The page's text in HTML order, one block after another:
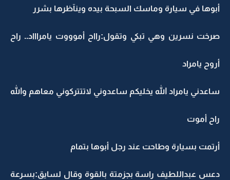
أبوها في سيارة وماسك السبحة بيده وينآظرها بشرر
صرخت نسرين وهي تبكي وتقول:رااح أموووت يامراااد.. راح
أروح يامراد
ساعدني يامراد الله يخليكم ساعدوني لاتتتركوني معاهم والله
راح أموت
أرتمت بسيارة وطاحت عند رجل أبوها بتمام
دعس عبداللطيف راسة بجزمتة بالقوة وقال لسايق:بسرعة